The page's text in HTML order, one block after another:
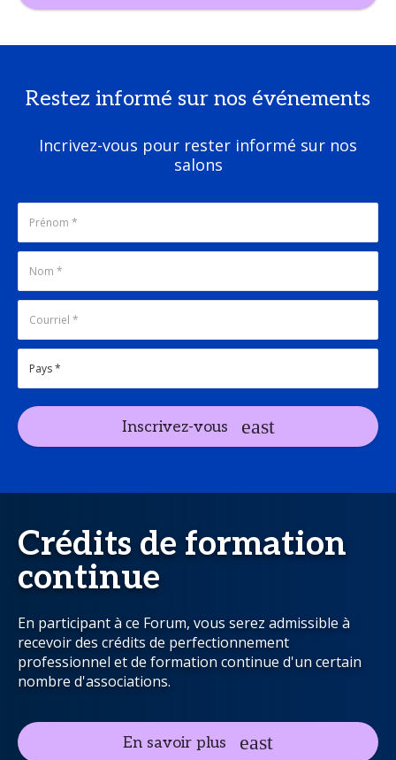
Restez informé sur nos événements
Incrivez-vous pour rester informé sur nos
salons
Inscrivez-vous
Crédits de formation
continue
En participant à ce Forum, vous serez admissible à
recevoir des crédits de perfectionnement
professionnel et de formation continue d'un certain
nombre d'associations.
En savoir plus